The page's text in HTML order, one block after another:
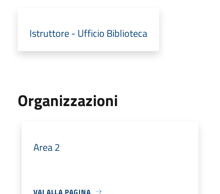
Istruttore - Ufficio Biblioteca
Organizzazioni
Area 2
VAI ALLA PAGINA